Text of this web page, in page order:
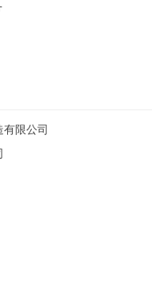
限公司